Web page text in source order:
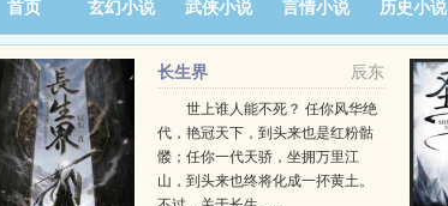
首页 玄幻小说 武侠小说 言情小说 历史小说
辰东
长生界
世上谁人能不死？ 任你风华绝
代，艳冠天下，到头来也是红粉骷
髅；任你一代天骄，坐拥万里江
山，到头来也终将化成一抔黄土。